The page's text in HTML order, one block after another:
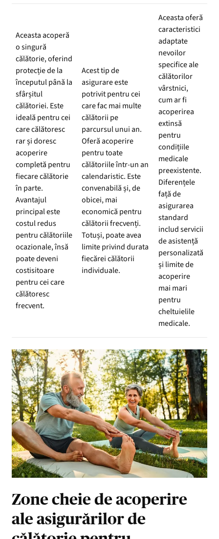
Aceasta acoperă
o singură
călătorie, oferind
protecție de la
începutul până la
sfârșitul
călătoriei. Este
ideală pentru cei
care călătoresc
rar și doresc
acoperire
completă pentru
fiecare călătorie
în parte.
Avantajul
principal este
costul redus
pentru călătoriile
ocazionale, însă
poate deveni
costisitoare
pentru cei care
călătoresc
frecvent.
Acest tip de
asigurare este
potrivit pentru cei
care fac mai multe
călătorii pe
parcursul unui an.
Oferă acoperire
pentru toate
călătoriile într-un an
calendaristic. Este
convenabilă și, de
obicei, mai
economică pentru
călătorii frecvenți.
Totuși, poate avea
limite privind durata
fiecărei călătorii
individuale.
Aceasta oferă
caracteristici
adaptate
nevoilor
specifice ale
călătorilor
vârstnici,
cum ar fi
acoperirea
extinsă
pentru
condițiile
medicale
preexistente.
Diferențele
față de
asigurarea
standard
includ servicii
de asistență
personalizată
și limite de
acoperire
mai mari
pentru
cheltuielile
medicale.
Zone cheie de acoperire
ale asigurărilor de